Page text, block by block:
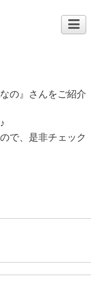
の』さんをご紹介
で、是非チェック